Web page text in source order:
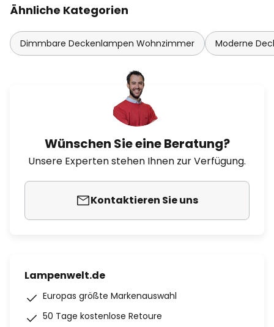
Ähnliche Kategorien
Dimmbare Deckenlampen Wohnzimmer Moderne
Wünschen Sie eine Beratung?
Unsere Experten stehen Ihnen zur Verfügung.
Kontaktieren Sie uns
Lampenwelt.de
Europas größte Markenauswahl
50 Tage kostenlose Retoure